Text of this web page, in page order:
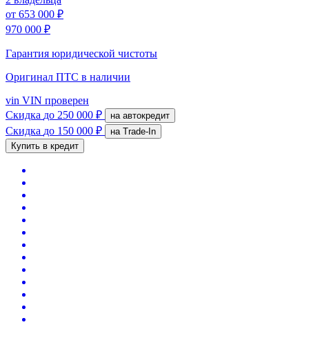
от 653 000 ₽
970 000 ₽
Гарантия юридической чистоты
Оригинал ПТС в наличии
vin VIN проверен
Скидка до 250 000 ₽ на автокредит
Скидка до 150 000 ₽
на Trade-In
Купить в кредит